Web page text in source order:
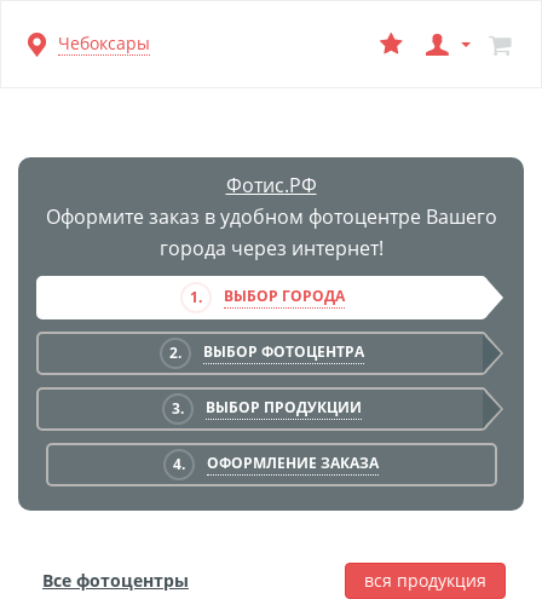
Перейти
к
Чебоксары
Фотис.РФ
Оформите заказ в удобном фотоцентре Вашего
города через интернет!
1. ВЫБОР ГОРОДА
2. ВЫБОР ФОТОЦЕНТРА
3. ВЫБОР ПРОДУКЦИИ
4. ОФОРМЛЕНИЕ ЗАКАЗА
Все фотоцентры
вся продукция